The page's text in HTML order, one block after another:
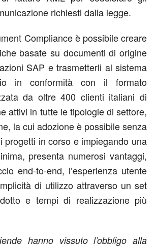
richiesti dalla legge.
Compliance è possibile creare
basate su documenti di origine
SAP e trasmetterli al sistema
in conformità con il formato
da oltre 400 clienti italiani di
attivi in tutte le tipologie di settore,
la cui adozione è possibile senza
progetti in corso e impiegando una
presenta numerosi vantaggi,
end-to-end, l’esperienza utente
di utilizzo attraverso un set
e tempi di realizzazione più
hanno vissuto l’obbligo alla